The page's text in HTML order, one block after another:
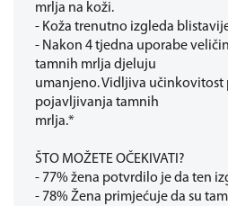
mrlja na koži.
- Koža trenutno izgleda
- Nakon 4 tjedna uporabe
tamnih mrlja djeluju
umanjeno. Vidljiva
pojavljivanja tamnih
mrlja.*
ŠTO MOŽETE OČEKIVATI?
- 77% žena potvrdilo je da ten
- 78% Žena primjećuje da su